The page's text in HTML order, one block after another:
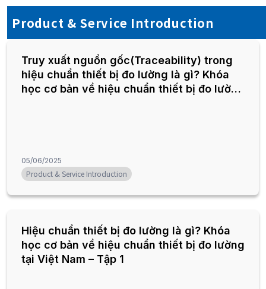
Product & Service Introduction
Truy xuất nguồn gốc(Traceability) trong
hiệu chuẩn thiết bị đo lường là gì? Khóa
học cơ bản về hiệu chuẩn thiết bị đo lường
05/06/2025
Product & Service Introduction
Hiệu chuẩn thiết bị đo lường là gì? Khóa
học cơ bản về hiệu chuẩn thiết bị đo lường
tại Việt Nam – Tập 1